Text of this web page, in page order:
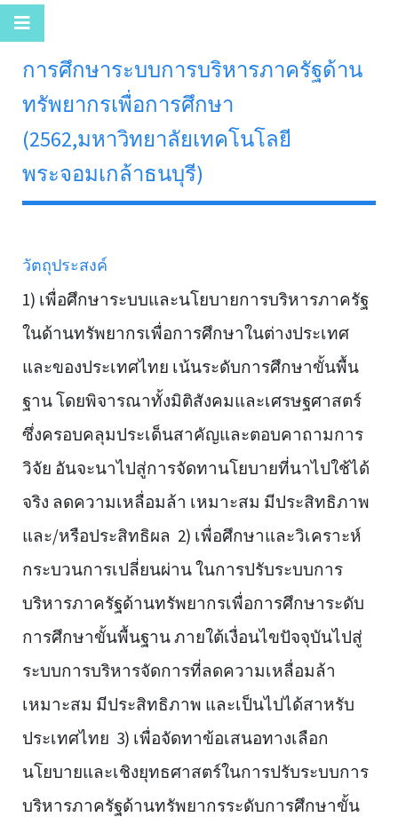
การศึกษาระบบการบริหารภาครัฐด้าน
ทรัพยากรเพื่อการศึกษา
(2562,มหาวิทยาลัยเทคโนโลยี
พระจอมเกล้าธนบุรี)
วัตถุประสงค์
1) เพื่อศึกษาระบบและนโยบายการบริหารภาครัฐ
ในด้านทรัพยากรเพื่อการศึกษาในต่างประเทศ
และของประเทศไทย เน้นระดับการศึกษาขั้นพื้น
ฐาน โดยพิจารณาทั้งมิติสังคมและเศรษฐศาสตร์
ซึ่งครอบคลุมประเด็นสาคัญและตอบคาถามการ
วิจัย อันจะนาไปสู่การจัดทานโยบายที่นาไปใช้ได้
จริง ลดความเหลื่อมล้า เหมาะสม มีประสิทธิภาพ
และ/หรือประสิทธิผล 2) เพื่อศึกษาและวิเคราะห์
กระบวนการเปลี่ยนผ่าน ในการปรับระบบการ
บริหารภาครัฐด้านทรัพยากรเพื่อการศึกษาระดับ
การศึกษาขั้นพื้นฐาน ภายใต้เงื่อนไขปัจจุบันไปสู่
ระบบการบริหารจัดการที่ลดความเหลื่อมล้า
เหมาะสม มีประสิทธิภาพ และเป็นไปได้สาหรับ
ประเทศไทย 3) เพื่อจัดทาข้อเสนอทางเลือก
นโยบายและเชิงยุทธศาสตร์ในการปรับระบบการ
บริหารภาครัฐด้านทรัพยากรระดับการศึกษาขั้น